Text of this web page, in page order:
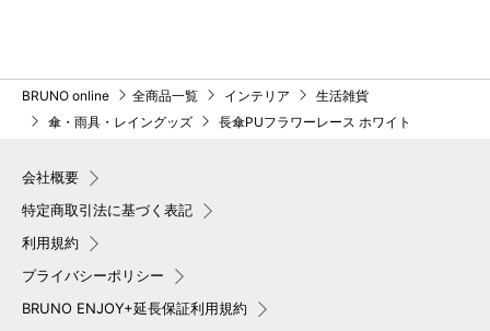
BRUNO online 全商品一覧 インテリア
生活雑貨
傘・雨具・レイングッズ
長傘PUフラワーレース ホワイト
会社概要
特定商取引法に基づく表記
利用規約
プライバシーポリシー
BRUNO ENJOY+延長保証利用規約